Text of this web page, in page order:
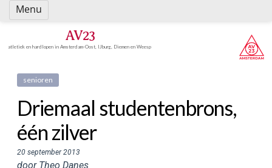
Spring
naar
AV23
atletiek en hardlopen in Amsterdam-Oost, IJburg, Diemen en Weesp
senioren
Driemaal studentenbrons,
één zilver
20 september 2013
door Theo Danes
Menu